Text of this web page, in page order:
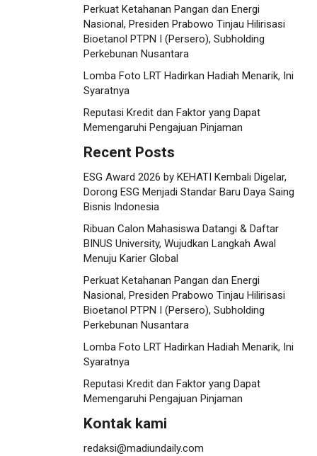
Perkuat Ketahanan Pangan dan Energi
Nasional, Presiden Prabowo Tinjau Hilirisasi
Bioetanol PTPN I (Persero), Subholding
Perkebunan Nusantara
Lomba Foto LRT Hadirkan Hadiah Menarik, Ini
Syaratnya
Reputasi Kredit dan Faktor yang Dapat
Memengaruhi Pengajuan Pinjaman
Recent Posts
ESG Award 2026 by KEHATI Kembali Digelar,
Dorong ESG Menjadi Standar Baru Daya Saing
Bisnis Indonesia
Ribuan Calon Mahasiswa Datangi & Daftar
BINUS University, Wujudkan Langkah Awal
Menuju Karier Global
Perkuat Ketahanan Pangan dan Energi
Nasional, Presiden Prabowo Tinjau Hilirisasi
Bioetanol PTPN I (Persero), Subholding
Perkebunan Nusantara
Lomba Foto LRT Hadirkan Hadiah Menarik, Ini
Syaratnya
Reputasi Kredit dan Faktor yang Dapat
Memengaruhi Pengajuan Pinjaman
Kontak kami
redaksi@madiundaily.com